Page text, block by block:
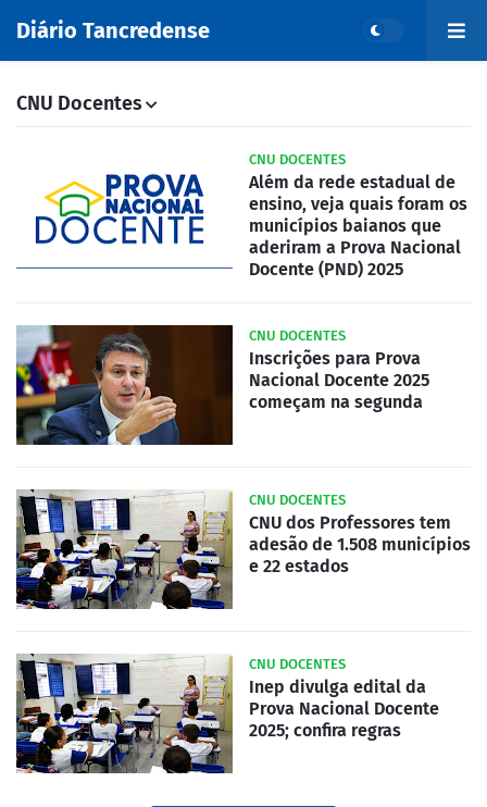
Diário Tancredense
CNU Docentes
CNU DOCENTES
Além da rede estadual de
ensino, veja quais foram os
municípios baianos que
aderiram a Prova Nacional
Docente (PND) 2025
CNU DOCENTES
Inscrições para Prova
Nacional Docente 2025
começam na segunda
CNU DOCENTES
CNU dos Professores tem
adesão de 1.508 municípios
e 22 estados
CNU DOCENTES
Inep divulga edital da
Prova Nacional Docente
2025; confira regras